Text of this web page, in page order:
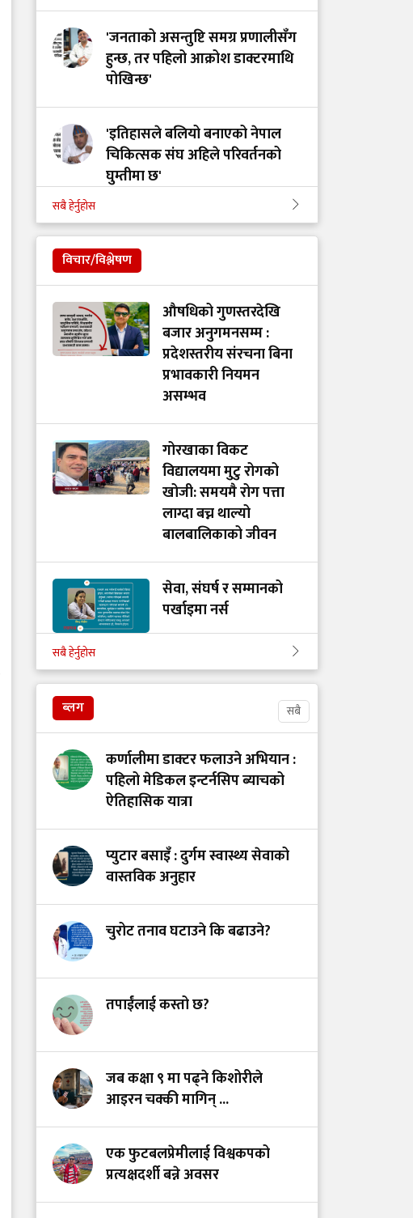
'जनताको असन्तुष्टि समग्र प्रणालीसँग
हुन्छ, तर पहिलो आक्रोश डाक्टरमाथि
पोखिन्छ'
'इतिहासले बलियो बनाएको नेपाल
चिकित्सक संघ अहिले परिवर्तनको
घुम्तीमा छ'
‘टिम मंगल' चुनावी समूह मात्र थिएन,
मेडिकल मुभमेन्ट हो : डा. मंगल रावल
'हरेक टाउको दुखाइ ब्रेन ट्युमर होइन,
यी लक्षणहरू देखिए हुनसक्छ जोखिम'
डा. अमात्यलाई प्रश्न– धेरै हेडफोन वा
इयरफोनको प्रयोगले कानमा असर
गर्छ ?
सबै हेर्नुहोस
विचार/विश्लेषण
औषधिको गुणस्तरदेखि
बजार अनुगमनसम्म :
प्रदेशस्तरीय संरचना बिना
प्रभावकारी नियमन
असम्भव
गोरखाका विकट
विद्यालयमा मुटु रोगको
खोजी: समयमै रोग पत्ता
लाग्दा बच्न थाल्यो
बालबालिकाको जीवन
सेवा, संघर्ष र सम्मानको
पर्खाइमा नर्स
खाद्य स्वच्छता र गुणस्तर
नियमन: मन्त्रालय परिवर्तन
स्तनपानमैत्री कार्यस्थल
बनाऔँ
अस्तित्वको खोजीमा
नर्सिङ पेसा: साधना
देशको, सम्मान कहिले?
हामी भवन बनाउँदैछौँ कि
स्वास्थ्य प्रणाली?
भयरहित 'जीवनरक्षक',
सुरक्षित अस्पताल:
स्वास्थ्यकर्मी सुरक्षा ऐनमा
कडा परिमार्जनको
सबै हेर्नुहोस
ब्लग सबै
कर्णालीमा डाक्टर फलाउने अभियान :
पहिलो मेडिकल इन्टर्नसिप ब्याचको
ऐतिहासिक यात्रा
प्युटार बसाइँ : दुर्गम स्वास्थ्य सेवाको
वास्तविक अनुहार
चुरोट तनाव घटाउने कि बढाउने?
तपाईंलाई कस्तो छ?
जब कक्षा ९ मा पढ्ने किशोरीले
आइरन चक्की मागिन् ...
एक फुटबलप्रेमीलाई विश्वकपको
प्रत्यक्षदर्शी बन्ने अवसर